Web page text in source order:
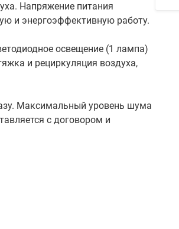
Напряжение питания
и энергоэффективную работу.
освещение (1 лампа)
и рециркуляция воздуха,
Максимальный уровень шума
с договором и